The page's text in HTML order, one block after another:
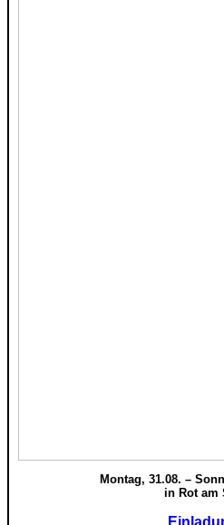
Montag, 31.08. –
in Rot am